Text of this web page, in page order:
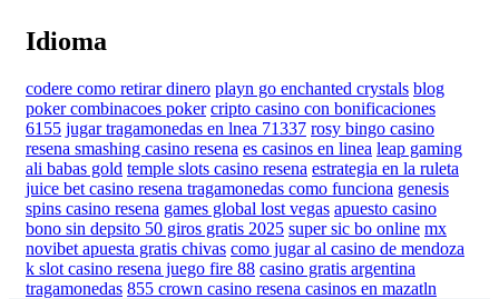
Idioma
codere como retirar dinero playn go enchanted crystals blog
poker combinacoes poker cripto casino con bonificaciones
6155 jugar tragamonedas en lnea 71337 rosy bingo casino
resena smashing casino resena es casinos en linea leap gaming
ali babas gold temple slots casino resena estrategia en la ruleta
juice bet casino resena tragamonedas como funciona genesis
spins casino resena games global lost vegas apuesto casino
bono sin depsito 50 giros gratis 2025 super sic bo online mx
novibet apuesta gratis chivas como jugar al casino de mendoza
k slot casino resena juego fire 88 casino gratis argentina
tragamonedas 855 crown casino resena casinos en mazatln